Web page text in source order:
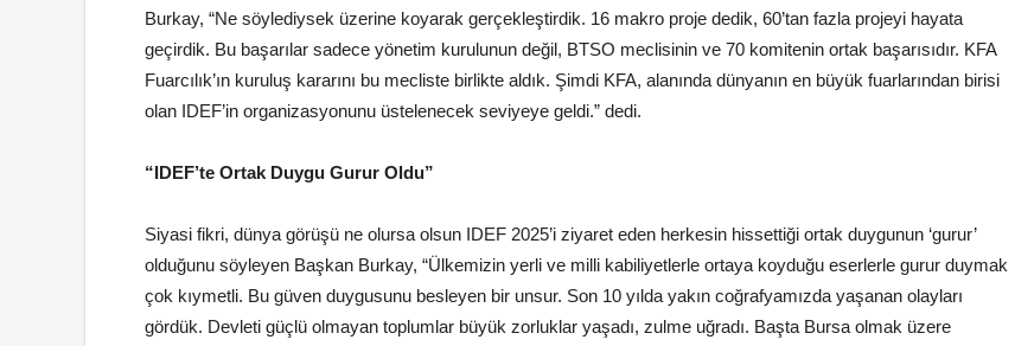
Burkay, “Ne söylediysek üzerine koyarak gerçekleştirdik. 16 makro proje dedik, 60’tan fazla projeyi hayata
geçirdik. Bu başarılar sadece yönetim kurulunun değil, BTSO meclisinin ve 70 komitenin ortak başarısıdır. KFA
Fuarcılık’ın kuruluş kararını bu mecliste birlikte aldık. Şimdi KFA, alanında dünyanın en büyük fuarlarından birisi
olan IDEF’in organizasyonunu üstelenecek seviyeye geldi.” dedi.
“IDEF’te Ortak Duygu Gurur Oldu”
Siyasi fikri, dünya görüşü ne olursa olsun IDEF 2025’i ziyaret eden herkesin hissettiği ortak duygunun ‘gurur’
olduğunu söyleyen Başkan Burkay, “Ülkemizin yerli ve milli kabiliyetlerle ortaya koyduğu eserlerle gurur duymak
çok kıymetli. Bu güven duygusunu besleyen bir unsur. Son 10 yılda yakın coğrafyamızda yaşanan olayları
gördük. Devleti güçlü olmayan toplumlar büyük zorluklar yaşadı, zulme uğradı. Başta Bursa olmak üzere